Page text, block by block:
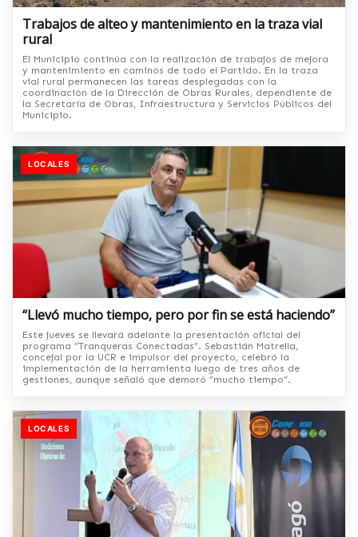
Trabajos de alteo y mantenimiento en la traza vial
rural
El Municipio continúa con la realización de trabajos de mejora
y mantenimiento en caminos de todo el Partido. En la traza
vial rural permanecen las tareas desplegadas con la
coordinación de la Dirección de Obras Rurales, dependiente de
la Secretaría de Obras, Infraestructura y Servicios Públicos del
Municipio.
LOCALES
“Llevó mucho tiempo, pero por fin se está haciendo”
Este jueves se llevará adelante la presentación oficial del
programa “Tranqueras Conectadas”. Sebastián Matrella,
concejal por la UCR e impulsor del proyecto, celebró la
implementación de la herramienta luego de tres años de
gestiones, aunque señaló que demoró “mucho tiempo”.
LOCALES